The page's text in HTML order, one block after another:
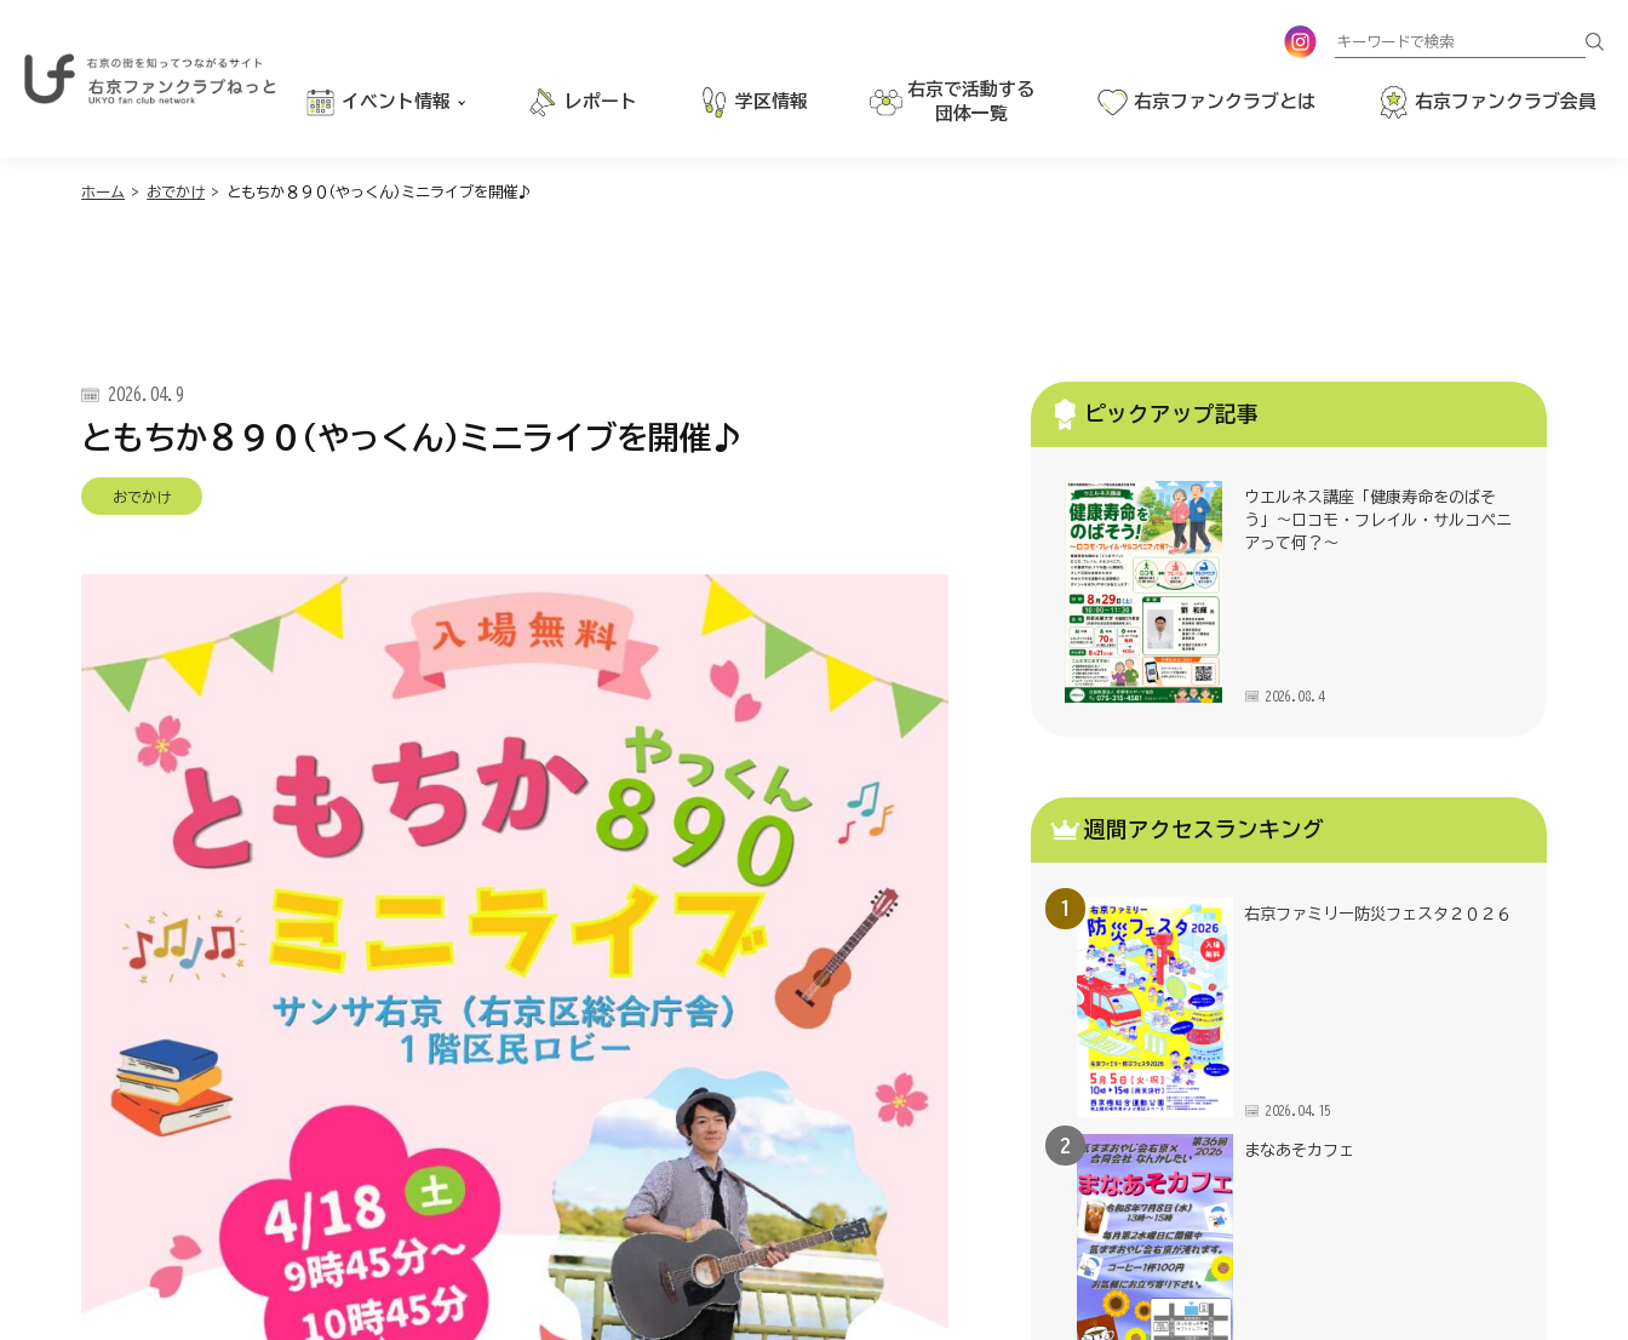
イベント情報
グルメ
レポート 学区情報
右京で活動する
団体一覧
右京ファンクラブとは 右京ファンクラブ会員
ホーム > おでかけ > ともちか８９０(やっくん)ミニライブを開催♪
2026.04.9
ともちか８９０(やっくん)ミニライブを開催♪
おでかけ
ピックアップ記事
ウエルネス講座「健康寿命をのばそ
う」～ロコモ・フレイル・サルコペニ
アって何？～
2026.08.4
週間アクセスランキング
右京ファミリー防災フェスタ２０２６
2026.04.15
まなあそカフェ